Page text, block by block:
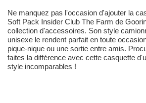
Ne manquez pas l'occasion d'ajouter la
Soft Pack Insider Club The Farm de
collection d'accessoires. Son style
unisexe le rendent parfait en toute
pique-nique ou une sortie entre amis.
faites la différence avec cette casquette
style incomparables !